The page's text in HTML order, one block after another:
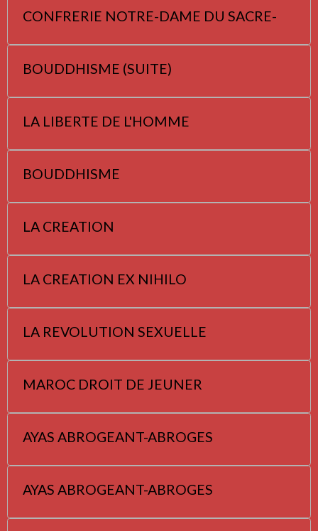
CONFRERIE NOTRE-DAME DU SACRE-
BOUDDHISME (SUITE)
LA LIBERTE DE L'HOMME
BOUDDHISME
LA CREATION
LA CREATION EX NIHILO
LA REVOLUTION SEXUELLE
MAROC DROIT DE JEUNER
AYAS ABROGEANT-ABROGES
AYAS ABROGEANT-ABROGES